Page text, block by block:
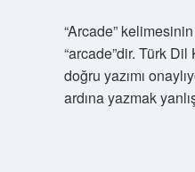
“Arcade” kelimesinin
“arcade”dir. Türk
doğru yazımı
ardına yazmak